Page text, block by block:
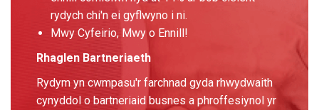
rydych chi'n ei gyflwyno i ni.
Mwy Cyfeirio, Mwy o Ennill!
Rhaglen Bartneriaeth
Rydym yn cwmpasu'r farchnad gyda rhwydwaith
cynyddol o bartneriaid busnes a phroffesiynol yr